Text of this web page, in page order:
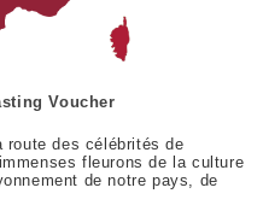
Voucher
route des célébrités de
fleurons de la culture
de notre pays, de